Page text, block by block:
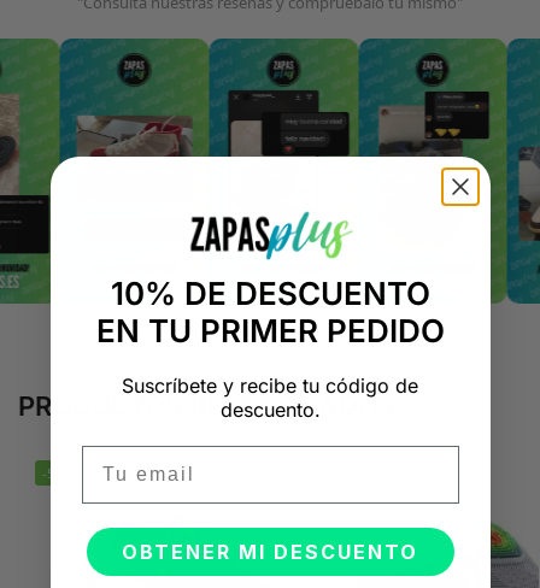
PRODUCTOS RELACIONADOS
-50%
10% DE DESCUENTO
EN TU PRIMER PEDIDO
Suscríbete y recibe tu código de
descuento.
OBTENER MI DESCUENTO